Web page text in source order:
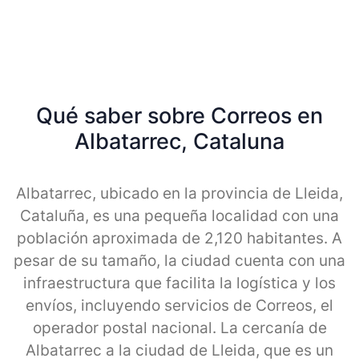
Qué saber sobre Correos en
Albatarrec, Cataluna
Albatarrec, ubicado en la provincia de Lleida,
Cataluña, es una pequeña localidad con una
población aproximada de 2,120 habitantes. A
pesar de su tamaño, la ciudad cuenta con una
infraestructura que facilita la logística y los
envíos, incluyendo servicios de Correos, el
operador postal nacional. La cercanía de
Albatarrec a la ciudad de Lleida, que es un